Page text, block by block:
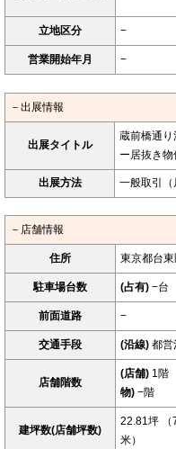
立地区分 −
営業開始年月 −
－出展情報
出展タイトル
蔵前橋通
ー居抜き物
出展方法 一般取引（
－店舗情報
住所 東京都台
駐車場台数 (占有) −台
前面道路 −
交通手段 (沿線) 都
店舗階数
(店舗) 1
物) −階
建坪数(店舗坪数)
22.81坪 （
米）